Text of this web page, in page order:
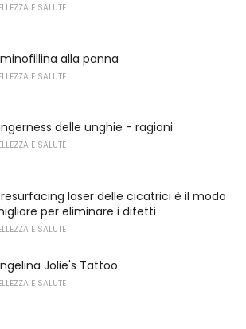
E SALUTE
alla panna
E SALUTE
delle unghie - ragioni
E SALUTE
laser delle cicatrici è il modo
per eliminare i difetti
E SALUTE
Jolie's Tattoo
E SALUTE